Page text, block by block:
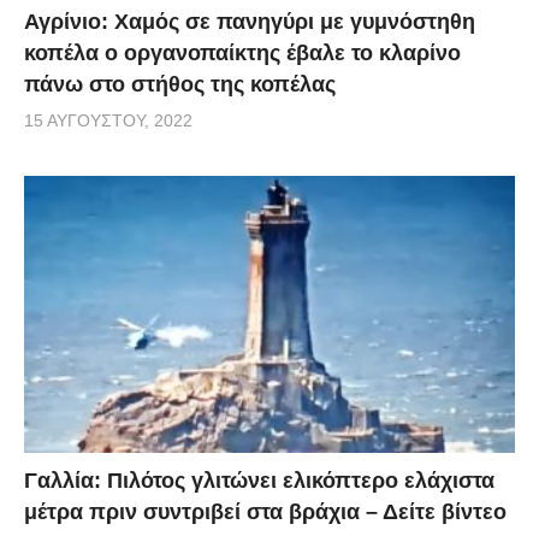
Αγρίνιο: Χαμός σε πανηγύρι με γυμνόστηθη
κοπέλα ο οργανοπαίκτης έβαλε το κλαρίνο
πάνω στο στήθος της κοπέλας
15 ΑΥΓΟΎΣΤΟΥ, 2022
Γαλλία: Πιλότος γλιτώνει ελικόπτερο ελάχιστα
μέτρα πριν συντριβεί στα βράχια – Δείτε βίντεο